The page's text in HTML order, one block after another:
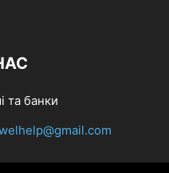
та банки